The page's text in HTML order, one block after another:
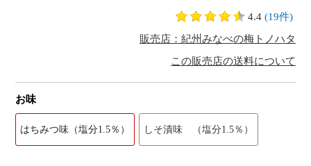
4.4 (19件)
販売店：紀州みなべの梅トノハタ
この販売店の送料について
お味
はちみつ味（塩分1.5％） しそ漬味 （塩分1.5％）